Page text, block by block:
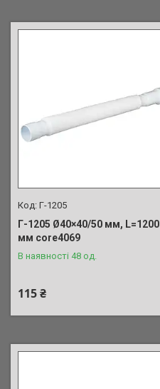
Г-1205
Г-1205 Ø40×40/50 мм, L=1200
мм core4069
В наявності 48 од.
115 ₴